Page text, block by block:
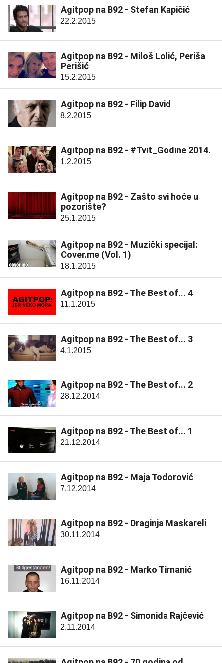
Agitpop na B92 - Stefan Kapičić
22.2.2015
Agitpop na B92 - Miloš Lolić, Periša
Perišić
15.2.2015
Agitpop na B92 - Filip David
8.2.2015
Agitpop na B92 - #Tvit_Godine 2014.
1.2.2015
Agitpop na B92 - Zašto svi hoće u
pozorište?
25.1.2015
Agitpop na B92 - Muzički specijal:
Cover.me (Vol. 1)
18.1.2015
Agitpop na B92 - The Best of... 4
11.1.2015
Agitpop na B92 - The Best of... 3
4.1.2015
Agitpop na B92 - The Best of... 2
28.12.2014
Agitpop na B92 - The Best of... 1
21.12.2014
Agitpop na B92 - Maja Todorović
7.12.2014
Agitpop na B92 - Draginja Maskareli
30.11.2014
Agitpop na B92 - Marko Tirnanić
16.11.2014
Agitpop na B92 - Simonida Rajčević
2.11.2014